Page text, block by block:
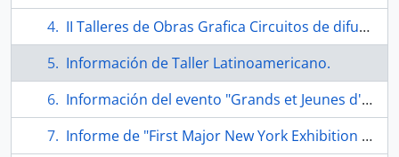
II Talleres de Obras Grafica Circuitos de difusión de arte. Folleto.
Información de Taller Latinoamericano.
Información del evento "Grands et Jeunes d'Aujourd'hui".
Informe de "First Major New York Exhibition of Original Prints"